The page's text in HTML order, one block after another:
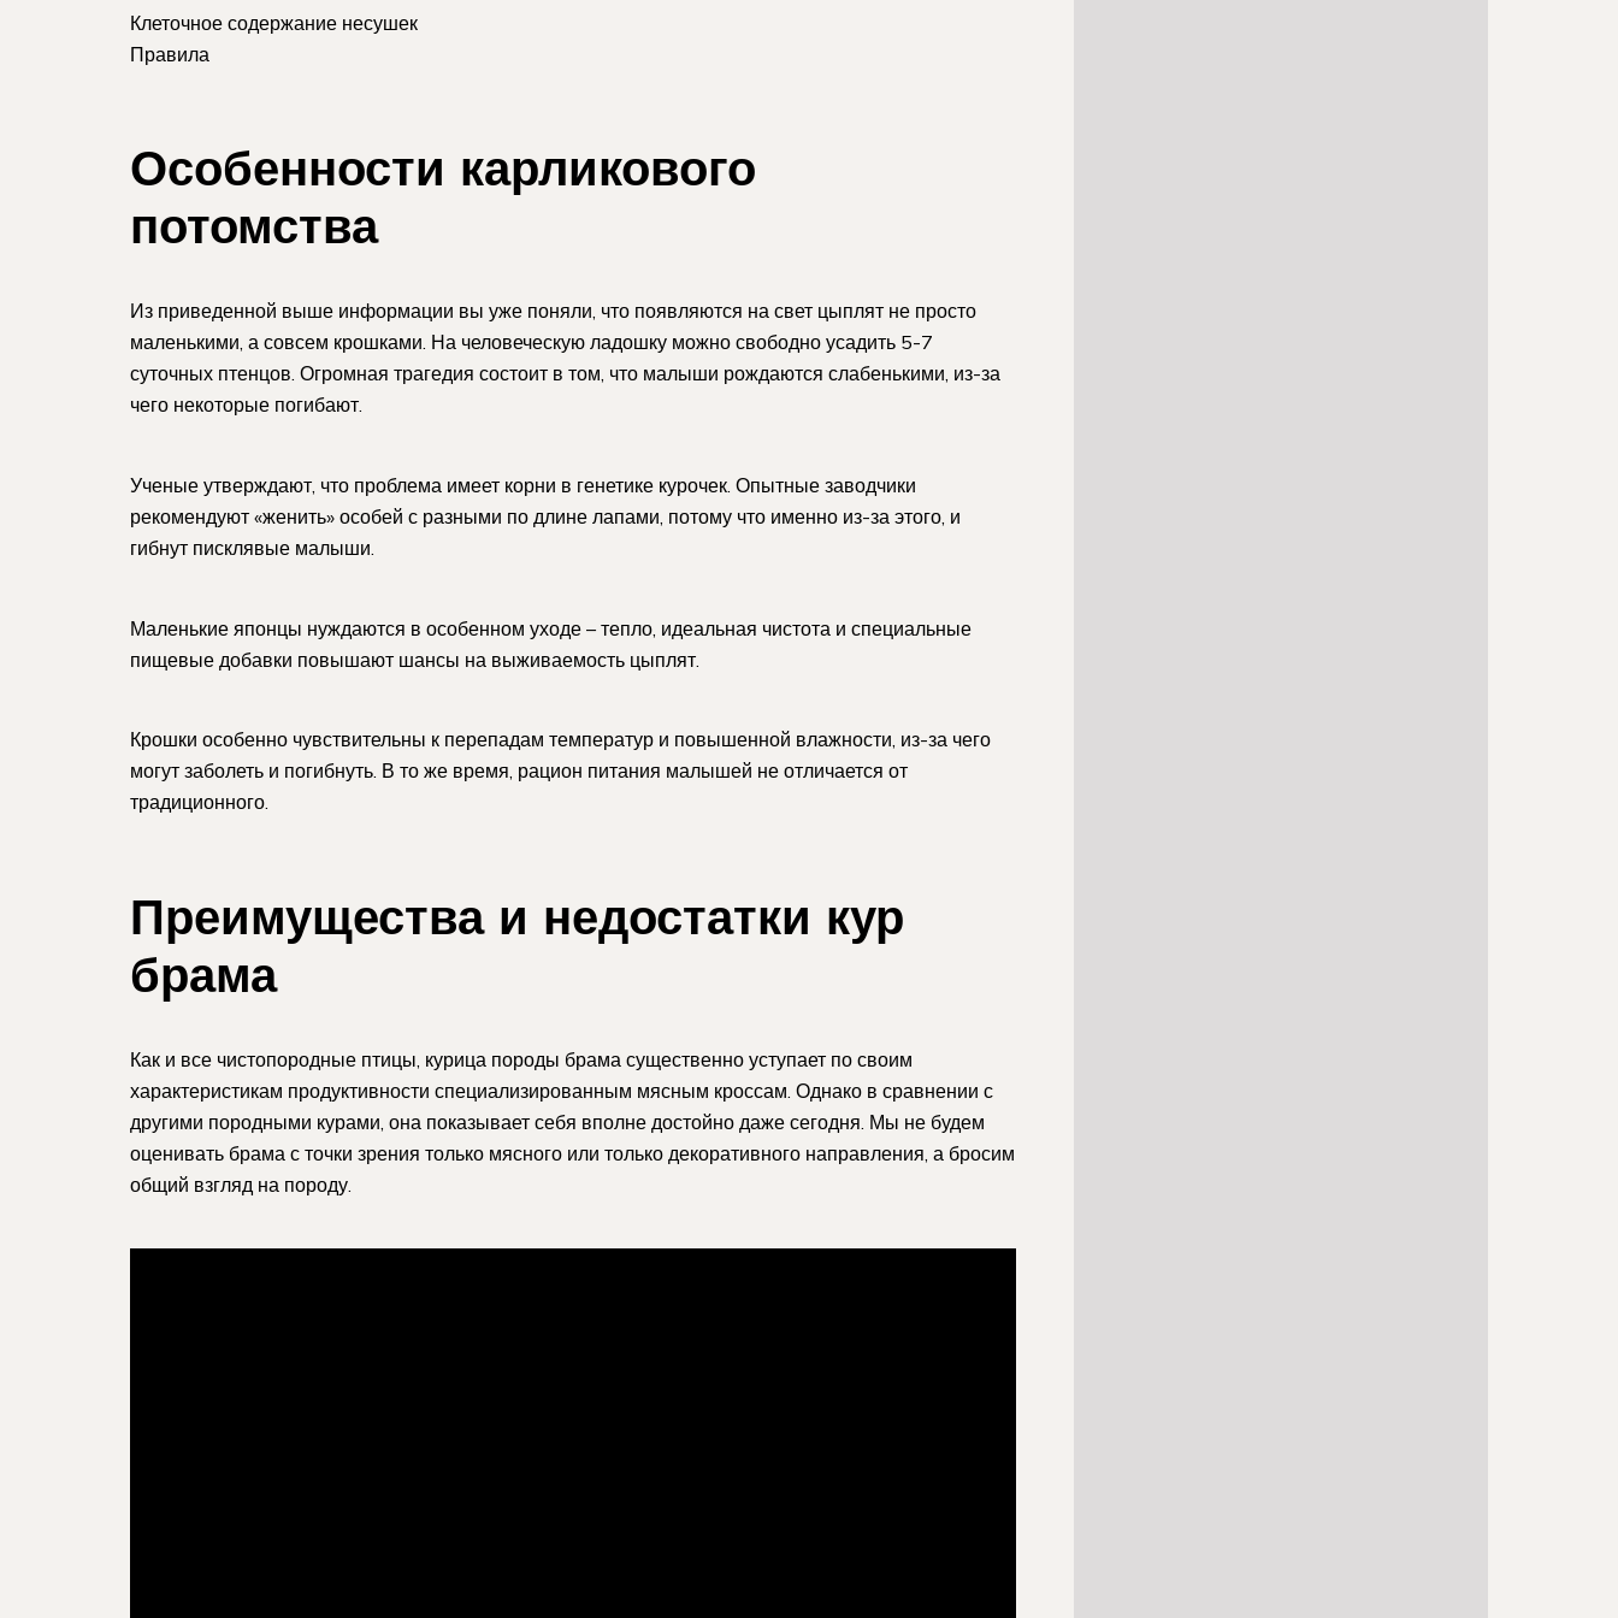
Клеточное содержание несушек
Правила
Особенности карликового
потомства
Из приведенной выше информации вы уже поняли, что появляются на свет цыплят не просто
маленькими, а совсем крошками. На человеческую ладошку можно свободно усадить 5-7
суточных птенцов. Огромная трагедия состоит в том, что малыши рождаются слабенькими, из-за
чего некоторые погибают.
Ученые утверждают, что проблема имеет корни в генетике курочек. Опытные заводчики
рекомендуют «женить» особей с разными по длине лапами, потому что именно из-за этого, и
гибнут писклявые малыши.
Маленькие японцы нуждаются в особенном уходе – тепло, идеальная чистота и специальные
пищевые добавки повышают шансы на выживаемость цыплят.
Крошки особенно чувствительны к перепадам температур и повышенной влажности, из-за чего
могут заболеть и погибнуть. В то же время, рацион питания малышей не отличается от
традиционного.
Преимущества и недостатки кур
брама
Как и все чистопородные птицы, курица породы брама существенно уступает по своим
характеристикам продуктивности специализированным мясным кроссам. Однако в сравнении с
другими породными курами, она показывает себя вполне достойно даже сегодня. Мы не будем
оценивать брама с точки зрения только мясного или только декоративного направления, а бросим
общий взгляд на породу.